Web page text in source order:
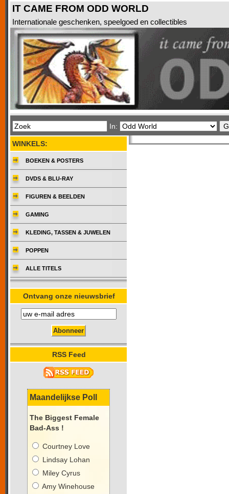
IT CAME FROM ODD WORLD
Internationale geschenken, speelgoed en collectibles
In:
WINKELS:
BOEKEN & POSTERS
DVDS & BLU-RAY
FIGUREN & BEELDEN
GAMING
KLEDING, TASSEN & JUWELEN
POPPEN
ALLE TITELS
Ontvang onze nieuwsbrief
RSS Feed
Maandelijkse Poll
The Biggest Female
Bad-Ass !
Courtney Love
Lindsay Lohan
Miley Cyrus
Amy Winehouse